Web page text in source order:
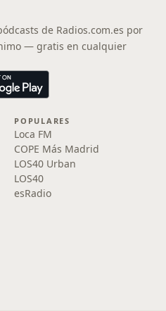
de Radios.com.es por
— gratis en cualquier
POPULARES
Loca FM
COPE Más Madrid
LOS40 Urban
LOS40
esRadio